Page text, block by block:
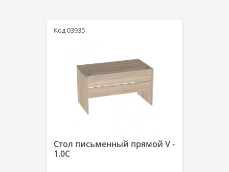
Код 03935
Стол письменный прямой V -
1.0С